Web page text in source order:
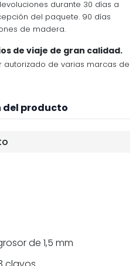
durante 30 días a
del paquete. 90 días
de madera.
de viaje de gran calidad.
autorizado de varias marcas de
del producto
de 1,5 mm